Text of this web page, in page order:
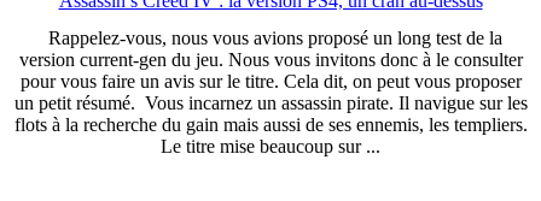
Rappelez-vous, nous vous avions proposé un long test de la
version current-gen du jeu. Nous vous invitons donc à le consulter
pour vous faire un avis sur le titre. Cela dit, on peut vous proposer
un petit résumé. Vous incarnez un assassin pirate. Il navigue sur les
flots à la recherche du gain mais aussi de ses ennemis, les templiers.
Le titre mise beaucoup sur ...